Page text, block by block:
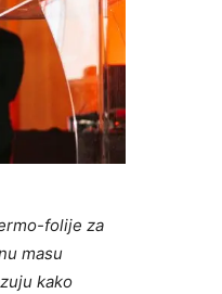
folije za
masu
kako